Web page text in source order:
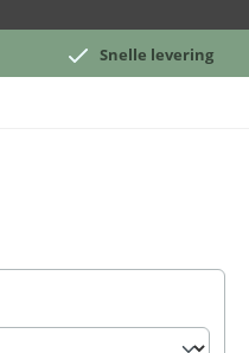
Snelle levering